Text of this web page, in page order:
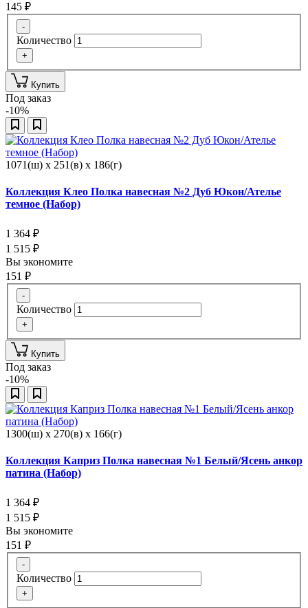
145 ₽
-
Количество
+
Купить
Под заказ
-10%
1071(ш) x 251(в) x 186(г)
Коллекция Клео Полка навесная №2 Дуб Юкон/Ателье
темное (Набор)
1 364 ₽
1 515 ₽
Вы экономите
151 ₽
-
Количество
+
Купить
Под заказ
-10%
1300(ш) x 270(в) x 166(г)
Коллекция Каприз Полка навесная №1 Белый/Ясень анкор
патина (Набор)
1 364 ₽
1 515 ₽
Вы экономите
151 ₽
-
Количество
+